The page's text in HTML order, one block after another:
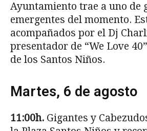
Ayuntamiento trae a uno de
emergentes del momento.
acompañados por el Dj
presentador de “We Love
de los Santos Niños.
Martes, 6 de agosto
11:00h. Gigantes y